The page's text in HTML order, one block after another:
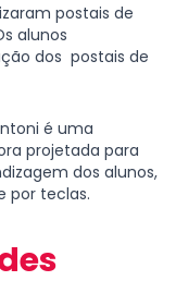
postais de
alunos
dos postais de
é uma
projetada para
dos alunos,
por teclas.